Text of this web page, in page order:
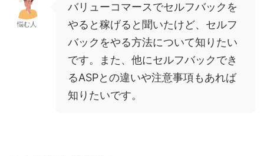
悩む人
バリューコマースでセルフバックを
やると稼げると聞いたけど、セルフ
バックをやる方法について知りたい
です。また、他にセルフバックでき
るASPとの違いや注意事項もあれば
知りたいです。